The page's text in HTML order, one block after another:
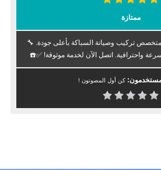
ممتازة
تركيب وصيانة السباكة بأعلى جودة. 🔧
واحترافية. اتصل الآن لخدمة موثوقة! ✅☎️
كن أول المصوتون !